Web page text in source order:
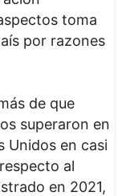
toma
por razones
de que
superaron en
Unidos en casi
al
en 2021,